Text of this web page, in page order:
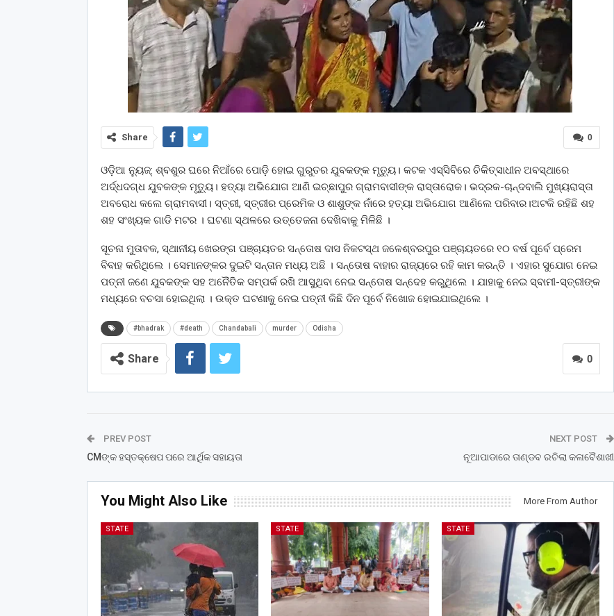
0
Share
ଓଡ଼ିଆ ନ୍ୟୁଜ୍: ଶ୍ବଶୁର ଘରେ ନିଆଁରେ ପୋଡ଼ି ହୋଇ ଗୁରୁତର ଯୁବକଙ୍କ ମୃତ୍ୟୁ। କଟକ ଏସ୍‌ସିବିରେ ଚିକିତ୍ସାଧୀନ ଅବସ୍ଥାରେ
ଅର୍ଦ୍ଧଦଗ୍ଧ ଯୁବକଙ୍କ ମୃତ୍ୟୁ। ହତ୍ୟା ଅଭିଯୋଗ ଆଣି ଇଚ୍ଛାପୁର ଗ୍ରାମବାସୀଙ୍କ ରାସ୍ତାରୋକ। ଭଦ୍ରକ-ଚାନ୍ଦବାଲି ମୁଖ୍ୟରାସ୍ତା
ଅବରୋଧ କଲେ ଗ୍ରାମବାସୀ। ସ୍ତ୍ରୀ, ସ୍ତ୍ରୀର ପ୍ରେମିକ ଓ ଶାଶୁଙ୍କ ନାଁରେ ହତ୍ୟା ଅଭିଯୋଗ ଆଣିଲେ ପରିବାର।ଅଟକି ରହିଛି ଶହ
ଶହ ସଂଖ୍ୟକ ଗାଡି ମଟର । ଘଟଣା ସ୍ଥଳରେ ଉତ୍ତେଜନା ଦେଖିବାକୁ ମିଳିଛି ।
ସୂଚନା ମୁତାବକ, ସ୍ଥାନୀୟ ଖେରଙ୍ଗ ପଞ୍ଚାୟତର ସନ୍ତୋଷ ଦାସ ନିକଟସ୍ଥ ଜଳେଶ୍ବରପୁର ପଞ୍ଚାୟତରେ ୧୦ ବର୍ଷ ପୂର୍ବେ ପ୍ରେମ
ବିବାହ କରିଥିଲେ । ସେମାନଙ୍କର ଦୁଇଟି ସନ୍ତାନ ମଧ୍ୟ ଅଛି । ସନ୍ତୋଷ ବାହାର ରାଜ୍ୟରେ ରହି କାମ କରନ୍ତି । ଏହାର ସୁଯୋଗ ନେଇ
ପତ୍ନୀ ଜଣେ ଯୁବକଙ୍କ ସହ ଅନୈତିକ ସମ୍ପର୍କ ରଖି ଆସୁଥିବା ନେଇ ସନ୍ତୋଷ ସନ୍ଦେହ କରୁଥିଲେ । ଯାହାକୁ ନେଇ ସ୍ବାମୀ-ସ୍ତ୍ରୀଙ୍କ
ମଧ୍ୟରେ ବଚସା ହୋଇଥିଲା । ଉକ୍ତ ଘଟଣାକୁ ନେଇ ପତ୍ନୀ କିଛି ଦିନ ପୂର୍ବେ ନିଖୋଜ ହୋଇଯାଇଥିଲେ ।
#bhadrak #death Chandabali murder Odisha
0
Share
PREV POST
CMଙ୍କ ହସ୍ତକ୍ଷେପ ପରେ ଆର୍ଥିକ ସହାୟତା
NEXT POST
ନୂଆପାଡାରେ ତାଣ୍ଡବ ରଚିଲା କଳାବୈଶାଖୀ
You Might Also Like More From Author
STATE STATE STATE